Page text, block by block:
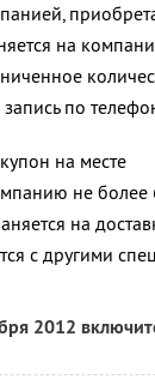
на
по
на месте
не более
на
с другими
2012